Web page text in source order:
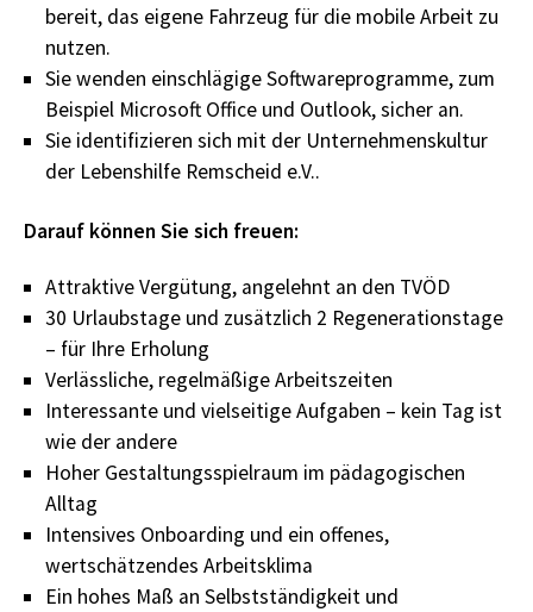
bereit, das eigene Fahrzeug für die mobile Arbeit zu
nutzen.
Sie wenden einschlägige Softwareprogramme, zum
Beispiel Microsoft Office und Outlook, sicher an.
Sie identifizieren sich mit der Unternehmenskultur
der Lebenshilfe Remscheid e.V..
Darauf können Sie sich freuen:
Attraktive Vergütung, angelehnt an den TVÖD
30 Urlaubstage und zusätzlich 2 Regenerationstage
– für Ihre Erholung
Verlässliche, regelmäßige Arbeitszeiten
Interessante und vielseitige Aufgaben – kein Tag ist
wie der andere
Hoher Gestaltungsspielraum im pädagogischen
Alltag
Intensives Onboarding und ein offenes,
wertschätzendes Arbeitsklima
Ein hohes Maß an Selbstständigkeit und